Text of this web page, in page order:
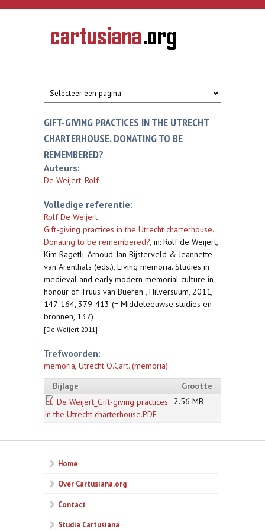
Overslaan en naar de inhoud gaan
CARTUSIANA
Geschiedenis
van de
GIFT-GIVING PRACTICES IN THE UTRECHT
CHARTERHOUSE. DONATING TO BE
REMEMBERED?
Auteurs:
De Weijert, Rolf
Volledige referentie:
Rolf De Weijert
Gift-giving practices in the Utrecht charterhouse.
Donating to be remembered?, in: Rolf de Weijert,
Kim Ragetli, Arnoud-Jan Bijsterveld & Jeannette
van Arenthals (eds.), Living memoria. Studies in
medieval and early modern memorial culture in
honour of Truus van Bueren , Hilversuum, 2011,
147-164, 379-413 (= Middeleeuwse studies en
bronnen, 137)
[De Weijert 2011]
Trefwoorden:
memoria, Utrecht O.Cart. (memoria)
Bijlage
Grootte
De Weijert_Gift-giving practices
in the Utrecht charterhouse.PDF
2.56 MB
Home
Over Cartusiana.org
Contact
Studia Cartusiana